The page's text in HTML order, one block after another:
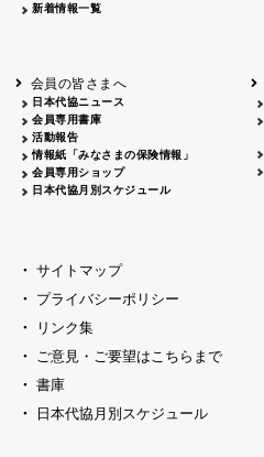
新着情報一覧
会員の皆さまへ
日本代協ニュース
会員専用書庫
活動報告
情報紙「みなさまの保険情報」
会員専用ショップ
日本代協月別スケジュール
サイトマップ
プライバシーポリシー
リンク集
ご意見・ご要望はこちらまで
書庫
日本代協月別スケジュール